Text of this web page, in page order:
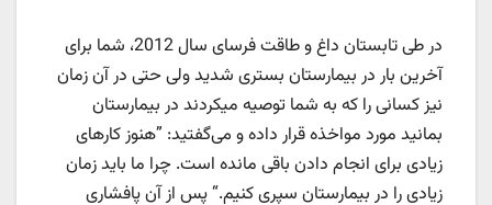
در طی تابستان داغ و طاقت فرسای سال 2012، شما برای
آخرین بار در بیمارستان بستری شدید ولی حتی در آن زمان
نیز کسانی را که به شما توصیه میکردند در بیمارستان
بمانید مورد مواخذه قرار داده و می‌گفتید: ”هنوز کارهای
زیادی برای انجام دادن باقی مانده است. چرا ما باید زمان
زیادی را در بیمارستان سپری کنیم.“ پس از آن پافشاری